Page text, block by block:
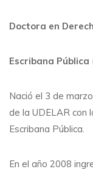
Doctora en
Escribana Pública
Nació el 3 de
de la UDELAR con
Escribana Pública.
En el año 2008